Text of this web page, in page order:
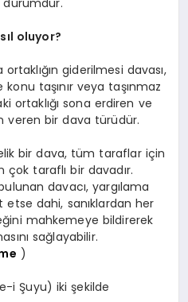
durumdur.
oluyor?
giderilmesi davası,
taşınır veya taşınmaz
ortaklığı sona erdiren ve
veren bir dava türüdür.
bir dava, tüm taraflar için
taraflı bir davadır.
davacı, yargılama
etse dahi, sanıklardan her
mahkemeye bildirerek
sağlayabilir.
)
i Şuyu) iki şekilde